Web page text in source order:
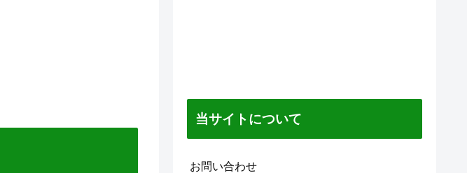
当サイトについて
お問い合わせ